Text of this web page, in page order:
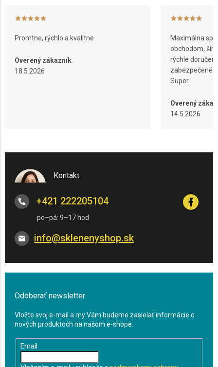
Promtne, rýchlo a kvalitne
Overený zákazník
18.5.2026
Maximálna
obchodom,
rýchle
zabezpečené
Super.
Overený
14.5.2026
Kontakt
info@sklenenyshop.sk
+421 222205104
Odoberať newsletter
Vložte svoj e-mail a my Vám budeme zasielať informácie o
nových produktoch na našom e-shope.
Email